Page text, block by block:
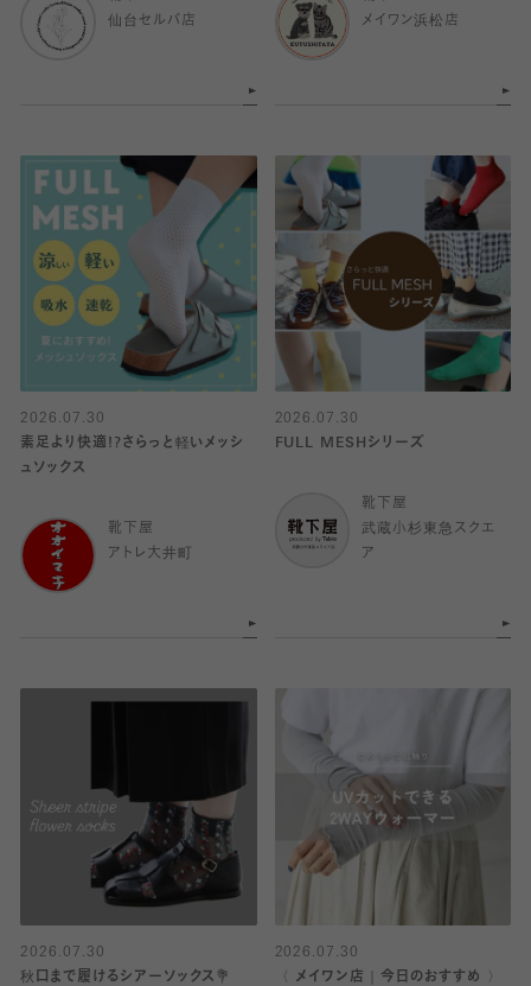
仙台セルバ店
メイワン浜松店
2026.07.30
素足より快適!?さらっと軽いメッシ
ュソックス
靴下屋
アトレ大井町
2026.07.30
FULL MESHシリーズ
靴下屋
武蔵小杉東急スクエ
ア
2026.07.30
秋口まで履けるシアーソックス💐
2026.07.30
〈 メイワン店｜今日のおすすめ 〉